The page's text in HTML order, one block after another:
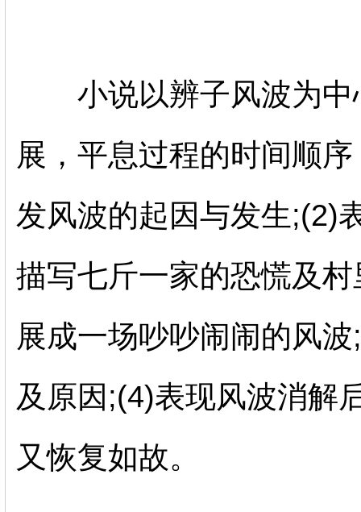
小说以辨子风波为中
展，平息过程的时间顺
发风波的起因与发生;(2)
描写七斤一家的恐慌及
展成一场吵吵闹闹的风
及原因;(4)表现风波消解
又恢复如故。